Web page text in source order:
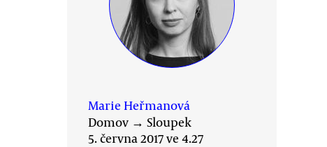
Marie Heřmanová
Domov → Sloupek
5. června 2017 ve 4.27